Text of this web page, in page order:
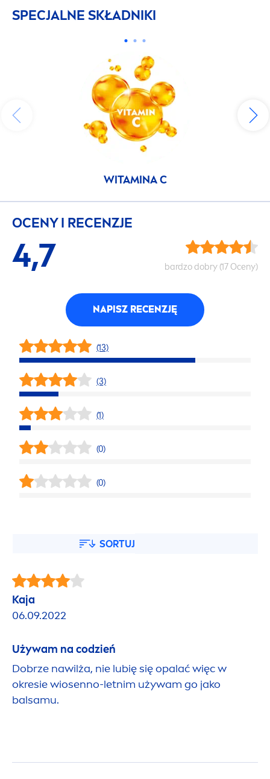
SPECJALNE SKŁADNIKI
WITAMINA C
OCENY I RECENZJE
4,7 bardzo dobry (17 Oceny)
NAPISZ RECENZJĘ
(13)
(3)
(1)
(0)
(0)
SORTUJ
Kaja
06.09.2022
Używam na codzień
Dobrze nawilża, nie lubię się opalać więc w
okresie wiosenno-letnim używam go jako
balsamu.